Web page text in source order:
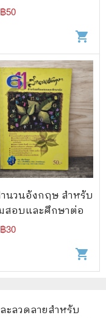
ลงทุน - ดร.สุรศักดิ์
50
shopping_cart
ำนวนอังกฤษ สำหรับ
สอบและศึกษาต่อ
30
shopping_cart
ะลวดลายสำหรับ